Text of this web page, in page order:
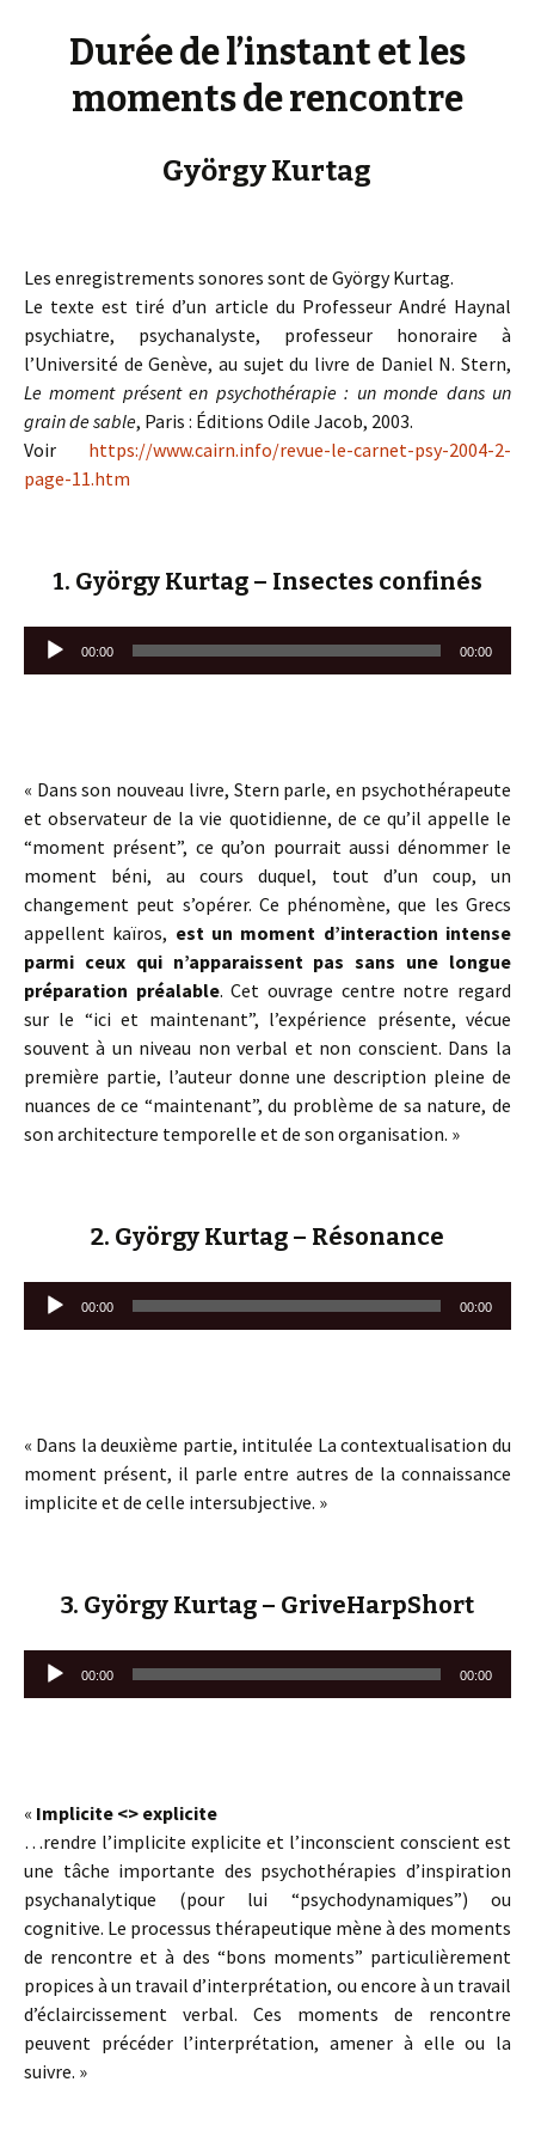
Durée de l’instant et les
moments de rencontre
György Kurtag
Les enregistrements sonores sont de György Kurtag.
Le texte est tiré d’un article du Professeur André Haynal
psychiatre, psychanalyste, professeur honoraire à
l’Université de Genève, au sujet du livre de Daniel N. Stern,
Le moment présent en psychothérapie : un monde dans un
grain de sable, Paris : Éditions Odile Jacob, 2003.
Voir https://www.cairn.info/revue-le-carnet-psy-2004-2-
page-11.htm
1. György Kurtag – Insectes confinés
Lecteur
audio
00:00 00:00
« Dans son nouveau livre, Stern parle, en psychothérapeute
et observateur de la vie quotidienne, de ce qu’il appelle le
“moment présent”, ce qu’on pourrait aussi dénommer le
moment béni, au cours duquel, tout d’un coup, un
changement peut s’opérer. Ce phénomène, que les Grecs
appellent kaïros, est un moment d’interaction intense
parmi ceux qui n’apparaissent pas sans une longue
préparation préalable. Cet ouvrage centre notre regard
sur le “ici et maintenant”, l’expérience présente, vécue
souvent à un niveau non verbal et non conscient. Dans la
première partie, l’auteur donne une description pleine de
nuances de ce “maintenant”, du problème de sa nature, de
son architecture temporelle et de son organisation. »
2. György Kurtag – Résonance
Lecteur
audio
00:00 00:00
« Dans la deuxième partie, intitulée La contextualisation du
moment présent, il parle entre autres de la connaissance
implicite et de celle intersubjective. »
3. György Kurtag – GriveHarpShort
Lecteur
audio
00:00 00:00
« Implicite <> explicite
…rendre l’implicite explicite et l’inconscient conscient est
une tâche importante des psychothérapies d’inspiration
psychanalytique (pour lui “psychodynamiques”) ou
cognitive. Le processus thérapeutique mène à des moments
de rencontre et à des “bons moments” particulièrement
propices à un travail d’interprétation, ou encore à un travail
d’éclaircissement verbal. Ces moments de rencontre
peuvent précéder l’interprétation, amener à elle ou la
suivre. »